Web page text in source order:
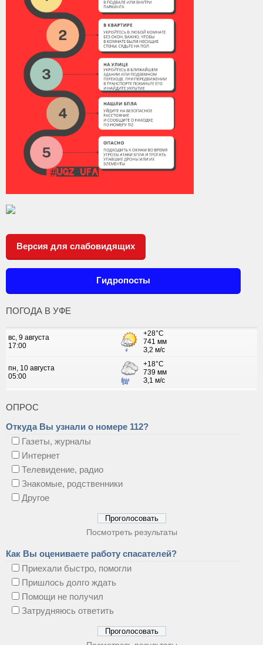
Версия для слабовидящих
Гидропосты
ПОГОДА В УФЕ
ОПРОС
Откуда Вы узнали о номере 112?
Газеты, журналы
Интернет
Телевидение, радио
Знакомые, родственники
Другое
Посмотреть результаты
Как Вы оцениваете работу спасателей?
Приехали быстро, помогли
Пришлось долго ждать
Помощи не получил
Затрудняюсь ответить